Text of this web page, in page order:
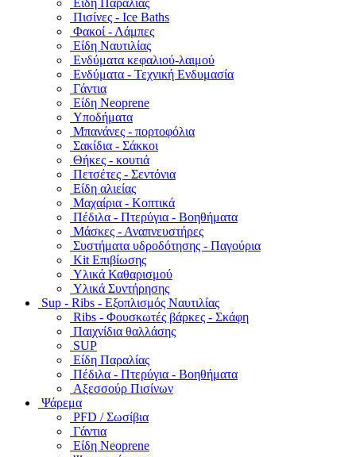
Είδη Παραλίας
Πισίνες - Ice Baths
Φακοί - Λάμπες
Είδη Ναυτιλίας
Ενδύματα κεφαλιού-λαιμού
Ενδύματα - Τεχνική Ενδυμασία
Γάντια
Είδη Neoprene
Υποδήματα
Μπανάνες - πορτοφόλια
Σακίδια - Σάκκοι
Θήκες - κουτιά
Πετσέτες - Σεντόνια
Είδη αλιείας
Μαχαίρια - Κοπτικά
Πέδιλα - Πτερύγια - Βοηθήματα
Μάσκες - Αναπνευστήρες
Συστήματα υδροδότησης - Παγούρια
Kit Επιβίωσης
Υλικά Καθαρισμού
Υλικά Συντήρησης
Sup - Ribs - Εξοπλισμός Ναυτιλίας
Ribs - Φουσκωτές βάρκες - Σκάφη
Παιχνίδια θαλλάσης
SUP
Είδη Παραλίας
Πέδιλα - Πτερύγια - Βοηθήματα
Αξεσσούρ Πισίνων
Ψάρεμα
PFD / Σωσίβια
Γάντια
Είδη Neoprene